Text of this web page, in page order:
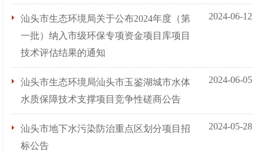
汕头市生态环境局关于公布2024年度（第
一批）纳入市级环保专项资金项目库项目
技术评估结果的通知
2024-06-12
汕头市生态环境局汕头市玉鉴湖城市水体
水质保障技术支撑项目竞争性磋商公告
2024-06-05
汕头市地下水污染防治重点区划分项目招
标公告
2024-05-28